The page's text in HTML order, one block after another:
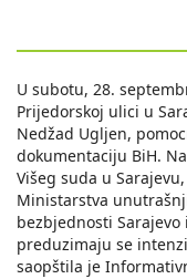
U subotu, 28.
Prijedorskoj ulici u
Nedžad Ugljen,
dokumentaciju BiH.
Višeg suda u
Ministarstva
bezbjednosti
preduzimaju se
saopštila je